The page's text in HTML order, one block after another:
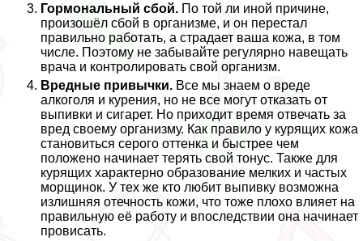
Гормональный сбой. По той ли иной причине,
произошёл сбой в организме, и он перестал
правильно работать, а страдает ваша кожа, в том
числе. Поэтому не забывайте регулярно навещать
врача и контролировать свой организм.
Вредные привычки. Все мы знаем о вреде
алкоголя и курения, но не все могут отказать от
выпивки и сигарет. Но приходит время отвечать за
вред своему организму. Как правило у курящих кожа
становиться серого оттенка и быстрее чем
положено начинает терять свой тонус. Также для
курящих хаpaктерно образование мелких и частых
морщинок. У тех же кто любит выпивку возможна
излишняя отечность кожи, что тоже плохо влияет на
правильную её работу и впоследствии она начинает
провисать.